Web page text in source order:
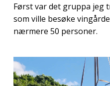
Først var det gruppa jeg
som ville besøke
nærmere 50 personer.